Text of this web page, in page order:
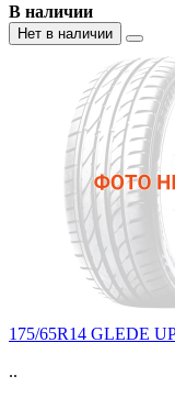
В наличии
Нет в наличии
175/65R14 GLEDE
..